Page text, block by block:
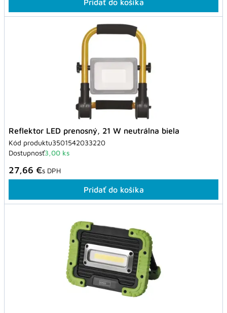
Pridať do košíka
Reflektor LED prenosný, 21 W neutrálna biela
Kód produktu3501542033220
Dostupnosť3,00 ks
27,66 €s DPH
Pridať do košíka